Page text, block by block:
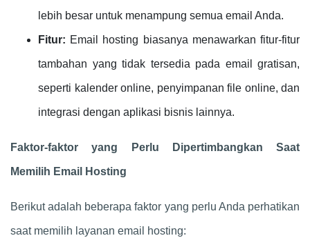
lebih besar untuk menampung semua email Anda.
Fitur: Email hosting biasanya menawarkan fitur-fitur
tambahan yang tidak tersedia pada email gratisan,
seperti kalender online, penyimpanan file online, dan
integrasi dengan aplikasi bisnis lainnya.
Faktor-faktor yang Perlu Dipertimbangkan Saat
Memilih Email Hosting
Berikut adalah beberapa faktor yang perlu Anda perhatikan
saat memilih layanan email hosting: